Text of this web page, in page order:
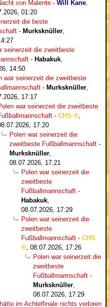
von Malente - Will Kane
01:20
die beste
- Murksknüller
seinerzeit die zweitbeste
- Habakuk
14:50
war seinerzeit die zweitbeste
- Murksknüller
17:17
war seinerzeit die zweitbeste
- CHS
17:20
Polen war seinerzeit die
zweitbeste Fußballmannschaft -
Murksknüller
08.07.2026, 17:21
Polen war seinerzeit die
zweitbeste
Fußballmannschaft -
Habakuk
08.07.2026, 17:29
Polen war seinerzeit die
zweitbeste
Fußballmannschaft - CHS
08.07.2026, 17:26
Polen war seinerzeit die
zweitbeste
Fußballmannschaft -
Murksknüller
08.07.2026, 17:29
im Achtelfinale nichts verloren